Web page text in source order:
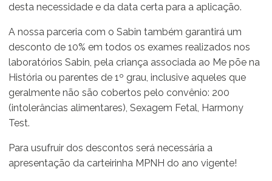
desta necessidade e da data certa para a aplicação.
A nossa parceria com o Sabin também garantirá um
desconto de 10% em todos os exames realizados nos
laboratórios Sabin, pela criança associada ao Me põe na
História ou parentes de 1º grau, inclusive aqueles que
geralmente não são cobertos pelo convênio: 200
(intolerâncias alimentares), Sexagem Fetal, Harmony
Test.
Para usufruir dos descontos será necessária a
apresentação da carteirinha MPNH do ano vigente!